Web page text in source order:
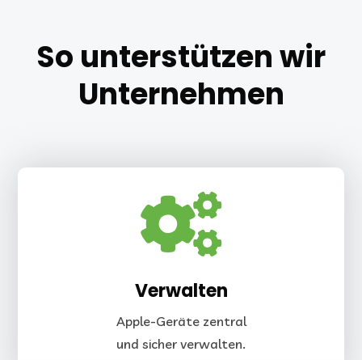
So unterstützen wir
Unternehmen

Verwalten
Apple-Geräte zentral
und sicher verwalten.